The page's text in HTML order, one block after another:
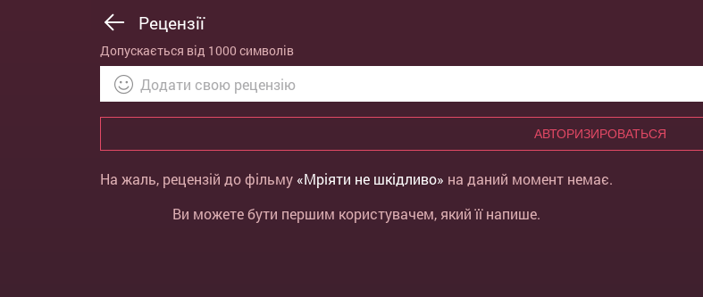
Рецензії
Допускається від 1000 символів
АВТОРИЗИРОВАТЬСЯ
На жаль, рецензій до фільму «Мріяти не шкідливо» на даний момент немає.
Ви можете бути першим користувачем, який її напише.